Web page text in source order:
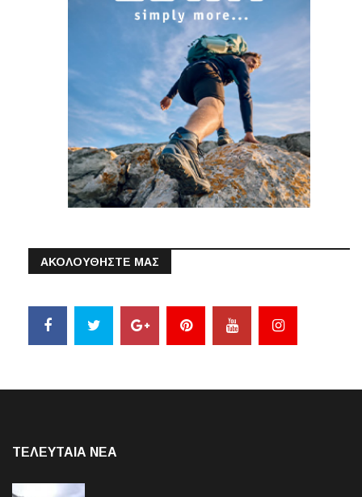
ΑΚΟΛΟΥΘΗΣΤΕ ΜΑΣ
ΤΕΛΕΥΤΑΙΑ NEA